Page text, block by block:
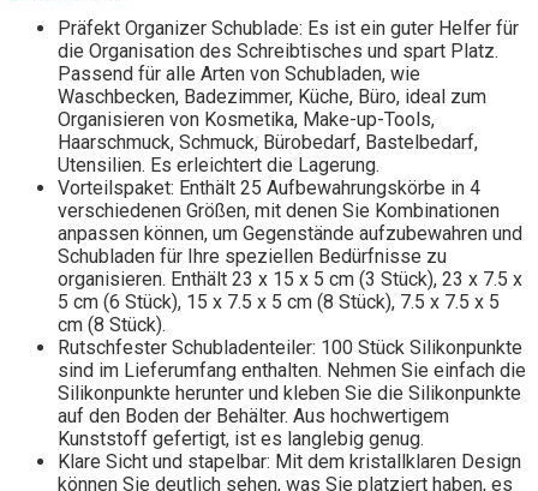
Präfekt Organizer Schublade: Es ist ein guter Helfer für
die Organisation des Schreibtisches und spart Platz.
Passend für alle Arten von Schubladen, wie
Waschbecken, Badezimmer, Küche, Büro, ideal zum
Organisieren von Kosmetika, Make-up-Tools,
Haarschmuck, Schmuck, Bürobedarf, Bastelbedarf,
Utensilien. Es erleichtert die Lagerung.
Vorteilspaket: Enthält 25 Aufbewahrungskörbe in 4
verschiedenen Größen, mit denen Sie Kombinationen
anpassen können, um Gegenstände aufzubewahren und
Schubladen für Ihre speziellen Bedürfnisse zu
organisieren. Enthält 23 x 15 x 5 cm (3 Stück), 23 x 7.5 x
5 cm (6 Stück), 15 x 7.5 x 5 cm (8 Stück), 7.5 x 7.5 x 5
cm (8 Stück).
Rutschfester Schubladenteiler: 100 Stück Silikonpunkte
sind im Lieferumfang enthalten. Nehmen Sie einfach die
Silikonpunkte herunter und kleben Sie die Silikonpunkte
auf den Boden der Behälter. Aus hochwertigem
Kunststoff gefertigt, ist es langlebig genug.
Klare Sicht und stapelbar: Mit dem kristallklaren Design
können Sie deutlich sehen, was Sie platziert haben, es